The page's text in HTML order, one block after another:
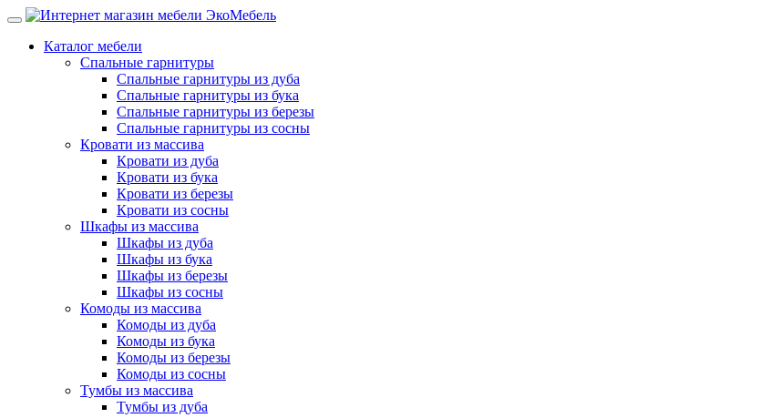
Каталог мебели
Спальные гарнитуры
Спальные гарнитуры из дуба
Спальные гарнитуры из бука
Спальные гарнитуры из березы
Спальные гарнитуры из сосны
Кровати из массива
Кровати из дуба
Кровати из бука
Кровати из березы
Кровати из сосны
Шкафы из массива
Шкафы из дуба
Шкафы из бука
Шкафы из березы
Шкафы из сосны
Комоды из массива
Комоды из дуба
Комоды из бука
Комоды из березы
Комоды из сосны
Тумбы из массива
Тумбы из дуба